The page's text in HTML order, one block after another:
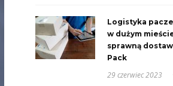
Logistyka
w dużym
sprawną
Pack
29 czerwiec 2023